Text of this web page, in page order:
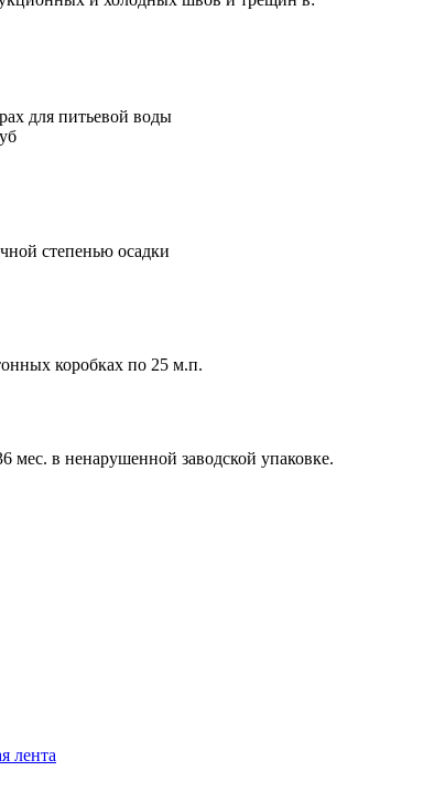
для питьевой воды
степенью осадки
коробках по 25 м.п.
мес. в ненарушенной заводской упаковке.
лента